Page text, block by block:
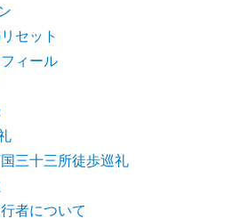
セット
ィール
三十三所徒歩巡礼
者について